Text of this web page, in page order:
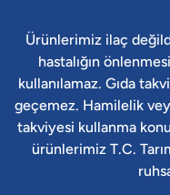
Ürünlerimiz ilaç
hastalığın
kullanılamaz. Gıda
geçemez. Hamilelik
takviyesi kullanma
ürünlerimiz T.C.